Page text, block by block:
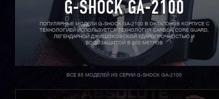
G-SHOCK GA-2100
ПОПУЛЯРНЫЕ МОДЕЛИ G-SHOCK GA-2100 В ОКТАГОНОВ КОРПУСЕ С
ТЕХНОЛОГИЕЙ ИСПОЛЬЗУЕТСЯ ТЕХНОЛОГИЯ CARBON CORE GUARD,
ЛЕГЕНДАРНОЙ ДЖИШОКОВСКОЙ УДАРОПРОЧНОСТЬЮ И
ВОДОЗАЩИТОЙ В 200 МЕТРОВ
ВСЕ 85 МОДЕЛЕЙ ИЗ СЕРИИ G-SHOCK GA-2100